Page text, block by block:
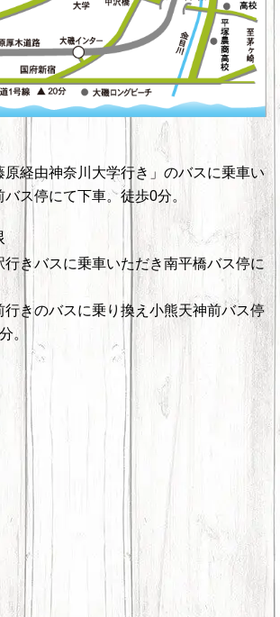
原経由神奈川大学行き」のバスに乗車い
ス停にて下車。徒歩0分。
行きバスに乗車いただき南平橋バス停に
行きのバスに乗り換え小熊天神前バス停
。